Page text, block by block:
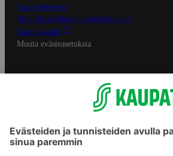
Saavutettavuus
Mobiilisovelluksen saavutettavuus
Mainostajalle
Muuta evästeasetuksia
S-ryhmän palvelut
Asiakasomistajuus
Yhteishyvä Ruoka -sovellus